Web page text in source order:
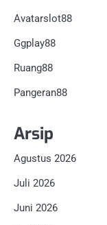
Avatarslot88
Ggplay88
Ruang88
Pangeran88
Arsip
Agustus 2026
Juli 2026
Juni 2026